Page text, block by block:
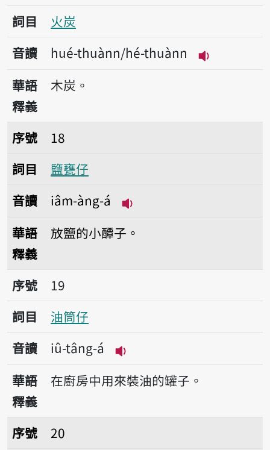
詞目
火炭
音讀
hué-thuànn/hé-thuànn
播放音讀
華語
釋義
木炭。
序號18鹽甕仔
序號
18
詞目
鹽甕仔
音讀
iâm-àng-á
華語
釋義
放鹽的小醰子。
序號19油筒仔
序號
19
詞目
油筒仔
音讀
iû-tâng-á
播放音讀iû-tâng-á
華語
釋義
在廚房中用來裝油的罐子。
序號20𥴊
序號
20